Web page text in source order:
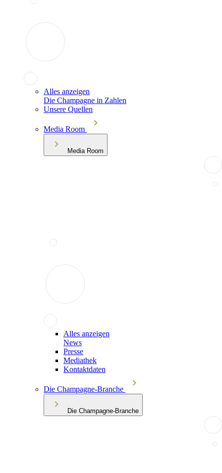
Alles anzeigen
Die Champagne in Zahlen
Unsere Quellen
Media Room
Media Room
Alles anzeigen
News
Presse
Mediathek
Kontaktdaten
Die Champagne-Branche
Die Champagne-Branche